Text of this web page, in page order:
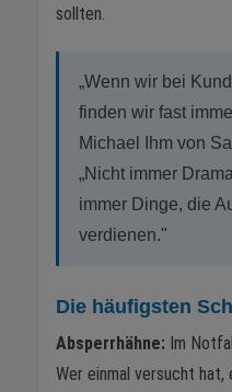
sollten.
„Wenn wir bei
finden wir fast
Michael Ihm von
„Nicht immer
immer Dinge, die
verdienen."
Die häufigsten
Absperrhähne: Im
Wer einmal versucht